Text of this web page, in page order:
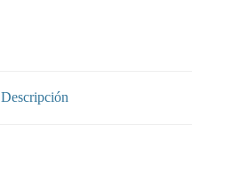
Descripción